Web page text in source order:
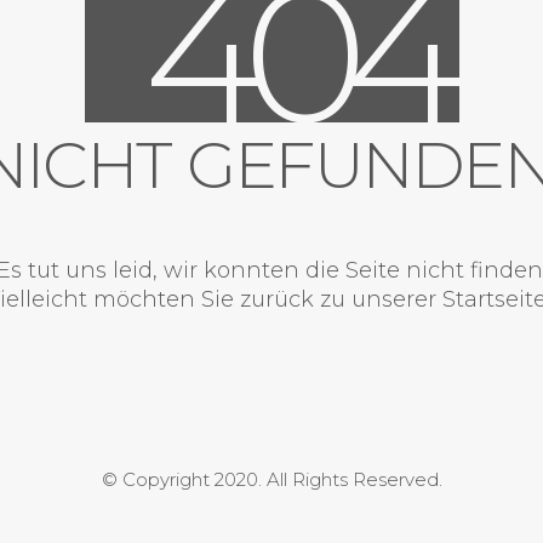
404
tut uns leid, wir konnten die Seite nicht
möchten Sie zurück zu unserer
© Copyright 2020. All Rights Reserved.